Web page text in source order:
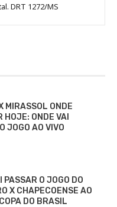
DRT 1272/MS
MIRASSOL ONDE
HOJE: ONDE VAI
JOGO AO VIVO
PASSAR O JOGO DO
X CHAPECOENSE AO
DO BRASIL